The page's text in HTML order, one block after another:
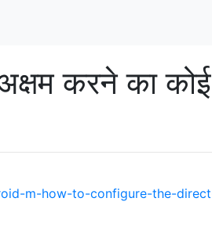
करने का कोई